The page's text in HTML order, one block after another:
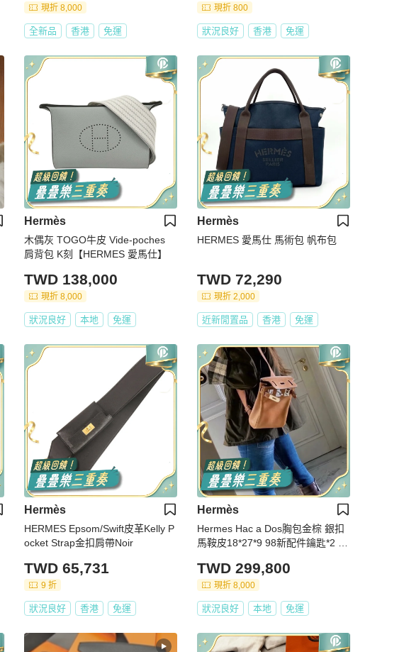
現折 8,000
全新品 香港 免運
現折 800
狀況良好 香港 免運
Hermès
木偶灰 TOGO牛皮 Vide-poches
肩背包 K刻【HERMES 愛馬仕】
TWD 138,000
現折 8,000
狀況良好 本地 免運
Hermès
HERMES 愛馬仕 馬術包 帆布包
TWD 72,290
現折 2,000
近新閒置品 香港 免運
Hermès
HERMES Epsom/Swift皮革Kelly P
ocket Strap金扣肩帶Noir
TWD 65,731
9 折
狀況良好 香港 免運
Hermès
Hermes Hac a Dos胸包金棕 銀扣
馬鞍皮18*27*9 98新配件鑰匙*2 鎖
TWD 299,800
現折 8,000
狀況良好 本地 免運